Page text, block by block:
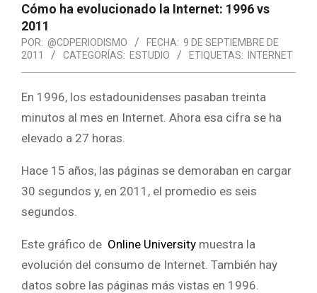
Cómo ha evolucionado la Internet: 1996 vs
2011
POR: @CDPERIODISMO FECHA: 9 DE SEPTIEMBRE DE
2011
CATEGORÍAS: ESTUDIO ETIQUETAS: INTERNET
En 1996, los estadounidenses pasaban treinta
minutos al mes en Internet. Ahora esa cifra se ha
elevado a 27 horas.
Hace 15 años, las páginas se demoraban en cargar
30 segundos y, en 2011, el promedio es seis
segundos.
Este gráfico de Online University muestra la
evolución del consumo de Internet. También hay
datos sobre las páginas más vistas en 1996.